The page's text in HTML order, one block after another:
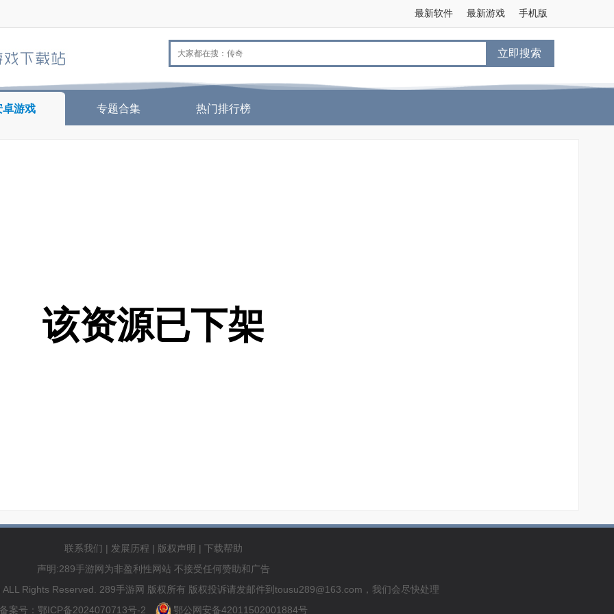
手机版
最新游戏
最新软件
立即搜索
卓游戏 专题合集 热门排行榜
该资源已下架
联系我们 | 发展历程 | 版权声明 | 下载帮助
声明:289手游网为非盈利性网站 不接受任何赞助和广告
Rights Reserved. 289手游网 版权所有 版权投诉请发邮件到tousu289@163.com，我们会尽快处理
备案号：鄂ICP备2024070713号-2
鄂公网安备42011502001884号